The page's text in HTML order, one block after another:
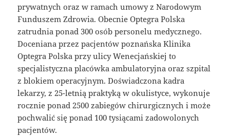
prywatnych oraz w ramach umowy z Narodowym
Funduszem Zdrowia. Obecnie Optegra Polska
zatrudnia ponad 300 osób personelu medycznego.
Doceniana przez pacjentów poznańska Klinika
Optegra Polska przy ulicy Wenecjańskiej to
specjalistyczna placówka ambulatoryjna oraz szpital
z blokiem operacyjnym. Doświadczona kadra
lekarzy, z 25-letnią praktyką w okulistyce, wykonuje
rocznie ponad 2500 zabiegów chirurgicznych i może
pochwalić się ponad 100 tysiącami zadowolonych
pacjentów.